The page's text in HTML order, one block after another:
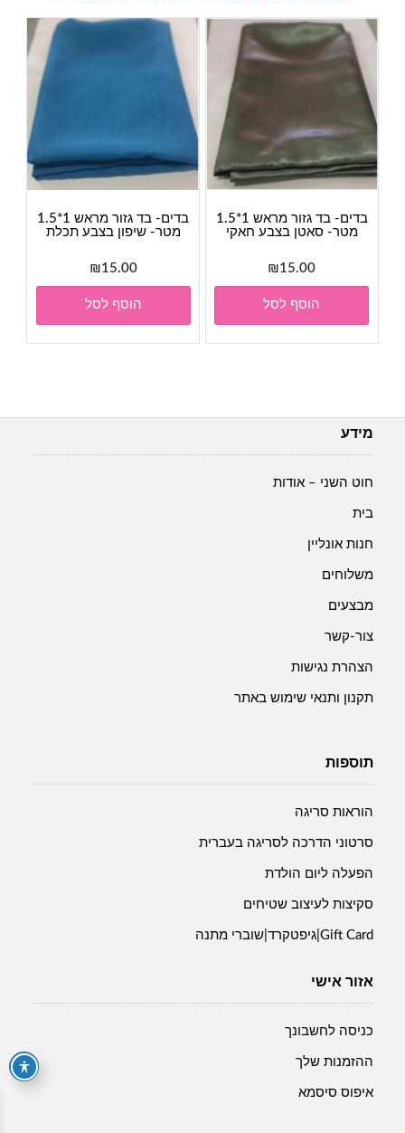
בדים- בד גזור מראש 1*1.5
מטר- סאטן בצבע חאקי
₪15.00
הוסף לסל
בדים- בד גזור מראש 1*1.5
מטר- שיפון בצבע תכלת
₪15.00
הוסף לסל
מידע
חוט השני – אודות
בית
חנות אונליין
משלוחים
מבצעים
צור-קשר
הצהרת נגישות
תקנון ותנאי שימוש באתר
תוספות
הוראות סריגה
סרטוני הדרכה לסריגה בעברית
הפעלה ליום הולדת
סקיצות לעיצוב שטיחים
Gift Card|גיפטקרד|שוברי מתנה
אזור אישי
כניסה לחשבונך
ההזמנות שלך
איפוס סיסמא